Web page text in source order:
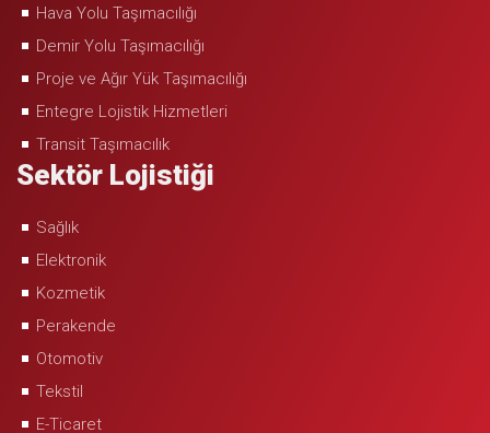
Hava Yolu Taşımacılığı
Demir Yolu Taşımacılığı
Proje ve Ağır Yük Taşımacılığı
Entegre Lojistik Hizmetleri
Transit Taşımacılık
Sektör Lojistiği
Sağlık
Elektronik
Kozmetik
Perakende
Otomotiv
Tekstil
E-Ticaret